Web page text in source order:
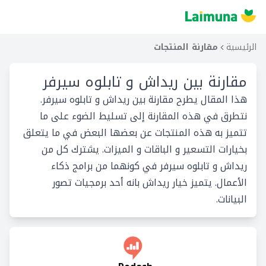
الرئيسية مقارنة المنتجات
مقارنة بين ريداش و تابلوه سيرفر
هذا المقال يطرح مقارنة بين ريداش و تابلوه سيرفر.
نتطرق في هذه المقارنة إلى تسليط الضوء على ما
تتميز به هذه المنتجات عن بعضها البعض في ما يتعلق
بخيارات التسعير و الباقات و الميزات. يشترك كل من
ريداش و تابلوه سيرفر في كونهما من برامج ذكاء
الأعمال. يتميز خيار ريداش بانه أحد برمجيات تصور
البيانات.